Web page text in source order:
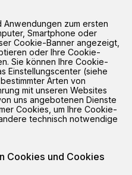
Anwendungen zum ersten
Smartphone oder
Cookie-Banner angezeigt,
oder Ihre Cookie-
Sie können Ihre Cookie-
Einstellungscenter (siehe
Arten von
mit unseren Websites
uns angebotenen Dienste
Cookies, um Ihre Cookie-
technisch notwendige
Cookies und Cookies